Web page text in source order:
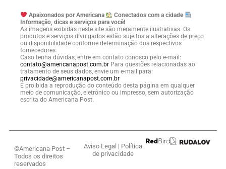
Apaixonados por Americana
Conectados com a cidade
Informação, dicas e serviços para você!
As imagens exibidas neste site são meramente ilustrativas. Os
produtos e serviços divulgados estão sujeitos a alterações de preço
ou disponibilidade conforme determinação dos respectivos
fornecedores.
Caso tenha dúvidas, entre em contato conosco pelo e-mail:
contato@americanapost.com.br Para questões relacionadas ao
tratamento de seus dados, envie um e-mail para:
privacidade@americanapost.com.br
É proibida a reprodução do conteúdo desta página em qualquer
meio de comunicação, eletrônico ou impresso, sem autorização
escrita do Americana Post.
©Americana Post –
Todos os direitos
reservados
Aviso Legal | Política
de privacidade